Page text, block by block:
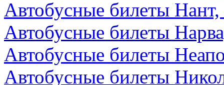
Автобусные билеты
Автобусные билеты
Автобусные билеты
Автобусные билеты